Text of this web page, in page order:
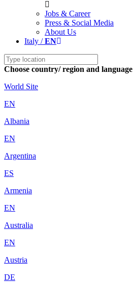
Jobs & Career
Press & Social Media
About Us
Italy /EN
Choose country/ region and language
World Site
EN
Albania
EN
Argentina
ES
Armenia
EN
Australia
EN
Austria
DE